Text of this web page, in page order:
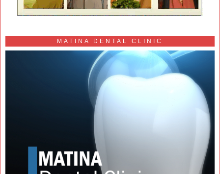
MATINA DENTAL CLINIC